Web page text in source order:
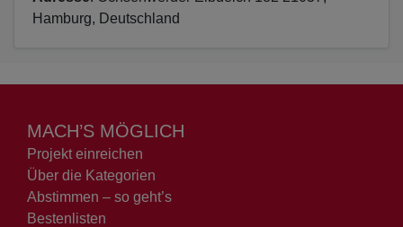
Hamburg, Deutschland
MACH’S MÖGLICH
Projekt einreichen
Über die Kategorien
Abstimmen – so geht’s
Bestenlisten